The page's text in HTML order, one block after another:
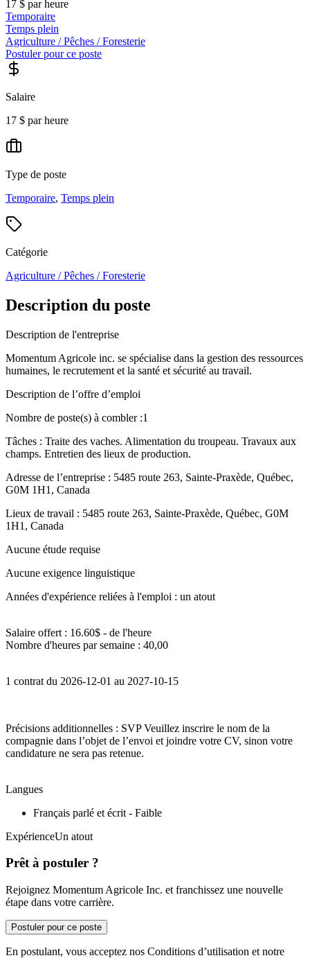
17 $ par heure
Temporaire
Temps plein
Agriculture / Pêches / Foresterie
Postuler pour ce poste
Salaire
17 $ par heure
Type de poste
Temporaire, Temps plein
Catégorie
Agriculture / Pêches / Foresterie
Description du poste
Description de l'entreprise
Momentum Agricole inc. se spécialise dans la gestion des ressources
humaines, le recrutement et la santé et sécurité au travail.
Description de l’offre d’emploi
Nombre de poste(s) à combler :1
Tâches : Traite des vaches. Alimentation du troupeau. Travaux aux
champs. Entretien des lieux de production.
Adresse de l’entreprise : 5485 route 263, Sainte-Praxède, Québec,
G0M 1H1, Canada
Lieux de travail : 5485 route 263, Sainte-Praxède, Québec, G0M
1H1, Canada
Aucune étude requise
Aucune exigence linguistique
Années d'expérience reliées à l'emploi : un atout
Salaire offert : 16.60$ - de l'heure
Nombre d'heures par semaine : 40,00
1 contrat du 2026-12-01 au 2027-10-15
Précisions additionnelles : SVP Veuillez inscrire le nom de la
compagnie dans l’objet de l’envoi et joindre votre CV, sinon votre
candidature ne sera pas retenue.
Langues
Français parlé et écrit - Faible
ExpérienceUn atout
Prêt à postuler ?
Rejoignez Momentum Agricole Inc. et franchissez une nouvelle
étape dans votre carrière.
Postuler pour ce poste
En postulant, vous acceptez nos Conditions d’utilisation et notre